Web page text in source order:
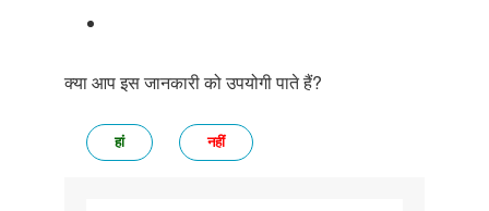
क्या आप इस जानकारी को उपयोगी पाते हैं?
हां नहीं